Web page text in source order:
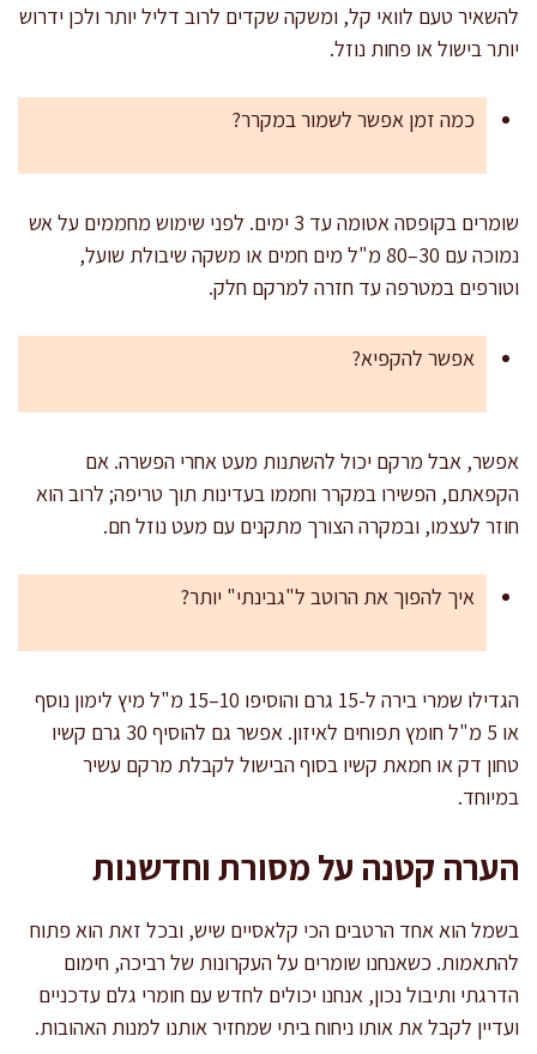
להשאיר טעם לוואי קל, ומשקה שקדים לרוב דליל יותר ולכן ידרוש
יותר בישול או פחות נוזל.
כמה זמן אפשר לשמור במקרר?
שומרים בקופסה אטומה עד 3 ימים. לפני שימוש מחממים על אש
נמוכה עם 30–80 מ"ל מים חמים או משקה שיבולת שועל,
וטורפים במטרפה עד חזרה למרקם חלק.
אפשר להקפיא?
אפשר, אבל מרקם יכול להשתנות מעט אחרי הפשרה. אם
הקפאתם, הפשירו במקרר וחממו בעדינות תוך טריפה; לרוב הוא
חוזר לעצמו, ובמקרה הצורך מתקנים עם מעט נוזל חם.
איך להפוך את הרוטב ל"גבינתי" יותר?
הגדילו שמרי בירה ל-15 גרם והוסיפו 10–15 מ"ל מיץ לימון נוסף
או 5 מ"ל חומץ תפוחים לאיזון. אפשר גם להוסיף 30 גרם קשיו
טחון דק או חמאת קשיו בסוף הבישול לקבלת מרקם עשיר
במיוחד.
הערה קטנה על מסורת וחדשנות
בשמל הוא אחד הרטבים הכי קלאסיים שיש, ובכל זאת הוא פתוח
להתאמות. כשאנחנו שומרים על העקרונות של רביכה, חימום
הדרגתי ותיבול נכון, אנחנו יכולים לחדש עם חומרי גלם עדכניים
ועדיין לקבל את אותו ניחוח ביתי שמחזיר אותנו למנות האהובות.